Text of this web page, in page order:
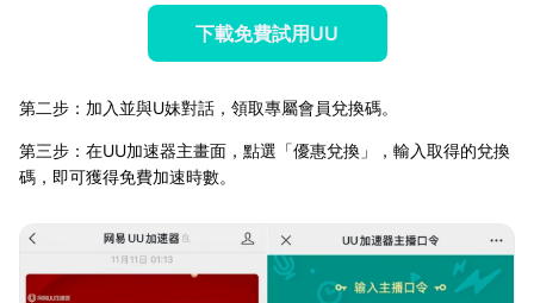
下載免費試用UU
第二步：加入並與U妹對話，領取專屬會員兌換碼。
第三步：在UU加速器主畫面，點選「優惠兌換」，輸入取得的兌換
碼，即可獲得免費加速時數。